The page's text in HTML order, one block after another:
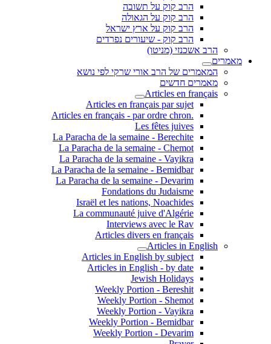
הרב קוק על תשובה
הרב קוק על הגאולה
הרב קוק על ארץ ישראל
הרב קוק - שיעורים נפרדים
הרב אשכנזי (מניטו)
מאמרים
המאמרים של הרב אורי שרקי לפי נושא
מאמרים חדשים
Articles en français
Articles en français par sujet
.Articles en français - par ordre chron
Les fêtes juives
La Paracha de la semaine - Berechite
La Paracha de la semaine - Chemot
La Paracha de la semaine - Vayikra
La Paracha de la semaine - Bemidbar
La Paracha de la semaine - Devarim
Fondations du Judaisme
Israël et les nations, Noachides
La communauté juive d'Algérie
Interviews avec le Rav
Articles divers en français
Articles in English
Articles in English by subject
Articles in English - by date
Jewish Holidays
Weekly Portion - Bereshit
Weekly Portion - Shemot
Weekly Portion - Vayikra
Weekly Portion - Bemidbar
Weekly Portion - Devarim